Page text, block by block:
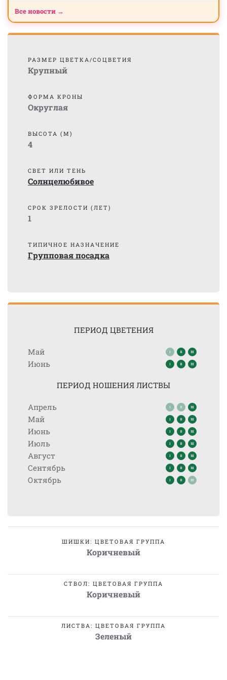
Все новости →
РАЗМЕР ЦВЕТКА/СОЦВЕТИЯ
Крупный
ФОРМА КРОНЫ
Округлая
ВЫСОТА (М)
4
СВЕТ ИЛИ ТЕНЬ
Солнцелюбивое
СРОК ЗРЕЛОСТИ (ЛЕТ)
1
ТИПИЧНОЕ НАЗНАЧЕНИЕ
Групповая посадка
ПЕРИОД ЦВЕТЕНИЯ
Май
Июнь
ПЕРИОД НОШЕНИЯ ЛИСТВЫ
Апрель
Май
Июнь
Июль
Август
Сентябрь
Октябрь
ШИШКИ: ЦВЕТОВАЯ ГРУППА
Коричневый
СТВОЛ: ЦВЕТОВАЯ ГРУППА
Коричневый
ЛИСТВА: ЦВЕТОВАЯ ГРУППА
Зеленый